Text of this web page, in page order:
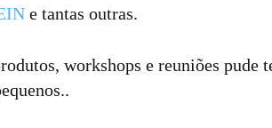
e tantas outras.
workshops e reuniões pude